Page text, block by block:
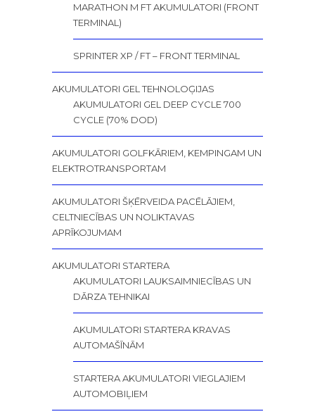
MARATHON M FT AKUMULATORI (FRONT
TERMINAL)
SPRINTER XP / FT – FRONT TERMINAL
AKUMULATORI GEL TEHNOLOĢIJAS
AKUMULATORI GEL DEEP CYCLE 700
CYCLE (70% DOD)
AKUMULATORI GOLFKĀRIEM, KEMPINGAM UN
ELEKTROTRANSPORTAM
AKUMULATORI ŠĶĒRVEIDA PACĒLĀJIEM,
CELTNIECĪBAS UN NOLIKTAVAS
APRĪKOJUMAM
AKUMULATORI STARTERA
AKUMULATORI LAUKSAIMNIECĪBAS UN
DĀRZA TEHNIKAI
AKUMULATORI STARTERA KRAVAS
AUTOMAŠĪNĀM
STARTERA AKUMULATORI VIEGLAJIEM
AUTOMOBIĻIEM